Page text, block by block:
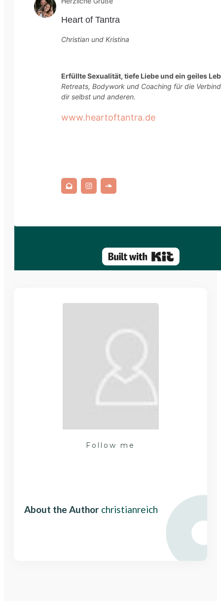
Heart of Tantra
Christian und Kristina
Erfüllte Sexualität, tiefe Liebe und ein geiles
Retreats, Bodywork und Coaching für die
dir selbst und anderen.
www.heartoftantra.de
About the Author christianreich
Follow me